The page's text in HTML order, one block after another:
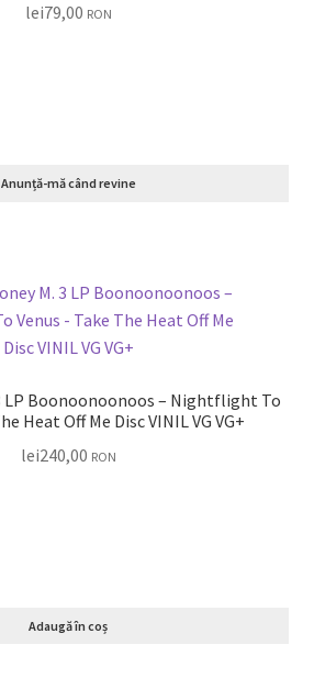
lei79,00 RON
Anunță-mă când revine
Venus – Take The Heat Off Me Disc VINIL VG VG+
lei240,00 RON
Adaugă în coș